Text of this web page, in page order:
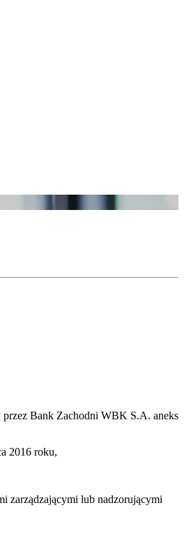
przez Bank Zachodni WBK S.A. aneks
2016 roku,
zarządzającymi lub nadzorującymi